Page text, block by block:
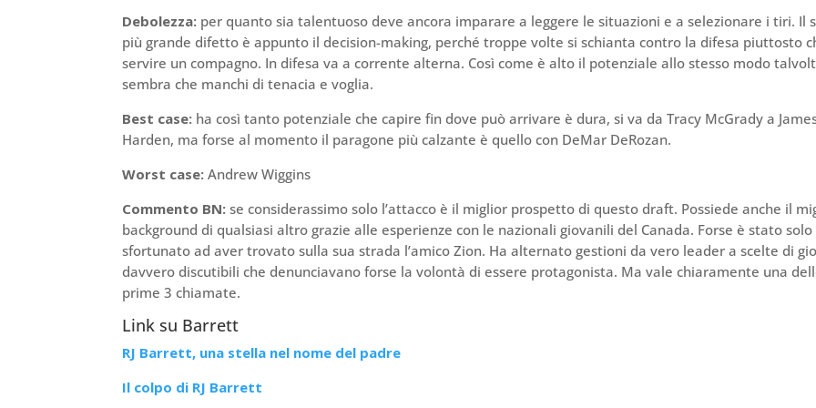
Debolezza: per quanto sia talentuoso deve ancora imparare a leggere le situazioni e a selezionare i tiri. Il
più grande difetto è appunto il decision-making, perché troppe volte si schianta contro la difesa piuttosto
servire un compagno. In difesa va a corrente alterna. Così come è alto il potenziale allo stesso modo
sembra che manchi di tenacia e voglia.
Best case: ha così tanto potenziale che capire fin dove può arrivare è dura, si va da Tracy McGrady a
Harden, ma forse al momento il paragone più calzante è quello con DeMar DeRozan.
Worst case: Andrew Wiggins
Commento BN: se considerassimo solo l’attacco è il miglior prospetto di questo draft. Possiede anche il
background di qualsiasi altro grazie alle esperienze con le nazionali giovanili del Canada. Forse è stato solo
sfortunato ad aver trovato sulla sua strada l’amico Zion. Ha alternato gestioni da vero leader a scelte di
davvero discutibili che denunciavano forse la volontà di essere protagonista. Ma vale chiaramente una
prime 3 chiamate.
Link su Barrett
RJ Barrett, una stella nel nome del padre
Il colpo di RJ Barrett